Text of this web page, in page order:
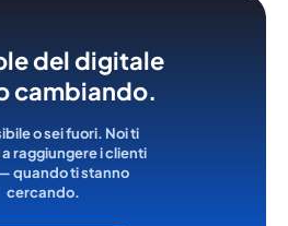
del digitale
cambiando.
o sei fuori. Noi ti
raggiungere i clienti
quando ti stanno
cercando.